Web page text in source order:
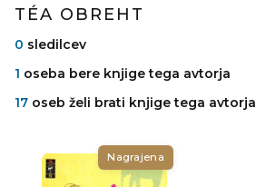
TÉA OBREHT
0 sledilcev
1 oseba bere knjige tega avtorja
17 oseb želi brati knjige tega avtorja
Nagrajena